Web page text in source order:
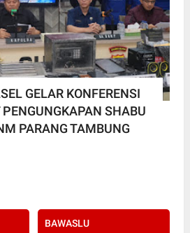
GELAR KONFERENSI
PENGUNGKAPAN SHABU
PARANG TAMBUNG
BAWASLU